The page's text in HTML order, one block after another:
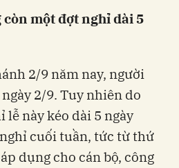
một đợt nghỉ dài 5
2/9 năm nay, người
2/9. Tuy nhiên do
lễ này kéo dài 5 ngày
cuối tuần, tức từ thứ
dụng cho cán bộ, công